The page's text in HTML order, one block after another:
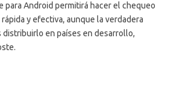
para Android permitirá hacer el chequeo
y efectiva, aunque la verdadera
en países en desarrollo,